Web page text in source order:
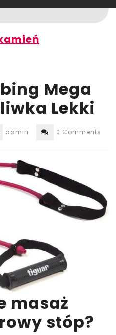
Mega
Lekki
admin 0 Comments
masaż
stóp?